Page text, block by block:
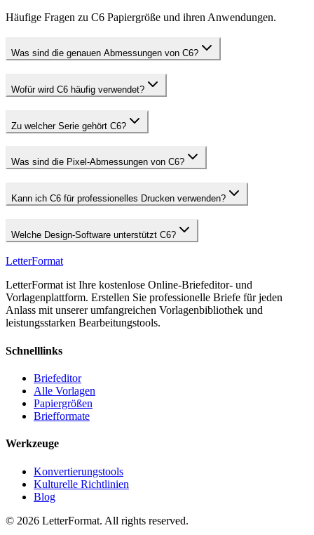
Häufige Fragen zu C6 Papiergröße und ihren Anwendungen.
Was sind die genauen Abmessungen von C6?
Wofür wird C6 häufig verwendet?
Zu welcher Serie gehört C6?
Was sind die Pixel-Abmessungen von C6?
Kann ich C6 für professionelles Drucken verwenden?
Welche Design-Software unterstützt C6?
LetterFormat
LetterFormat ist Ihre kostenlose Online-Briefeditor- und
Vorlagenplattform. Erstellen Sie professionelle Briefe für jeden
Anlass mit unserer umfangreichen Vorlagenbibliothek und
leistungsstarken Bearbeitungstools.
Schnelllinks
Briefeditor
Alle Vorlagen
Papiergrößen
Briefformate
Werkzeuge
Konvertierungstools
Kulturelle Richtlinien
Blog
© 2026 LetterFormat. All rights reserved.